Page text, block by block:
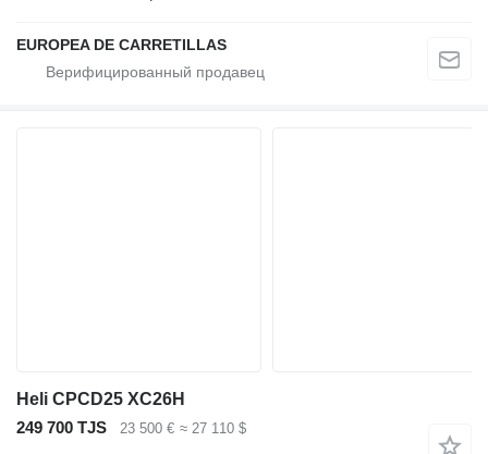
EUROPEA DE CARRETILLAS
Heli CPCD25 XC26H
249 700 TJS
23 500 € ≈ 27 110 $